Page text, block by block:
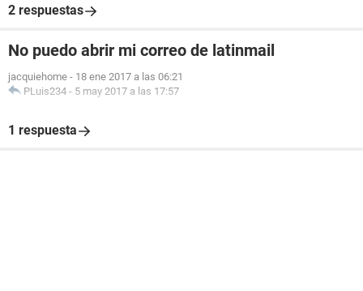
2 respuestas
No puedo abrir mi correo de latinmail
jacquiehome - 18 ene 2017 a las 06:21
PLuis234 - 5 may 2017 a las 17:57
1 respuesta